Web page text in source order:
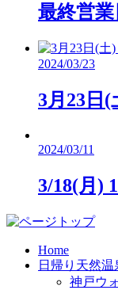
最終営
2024/03/23
3月23
2024/03/11
3/18(月)
Home
日帰り天然温
神戸ウ